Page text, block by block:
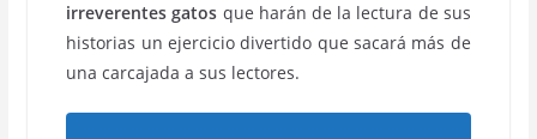
irreverentes gatos que harán de la lectura de sus
historias un ejercicio divertido que sacará más de
una carcajada a sus lectores.